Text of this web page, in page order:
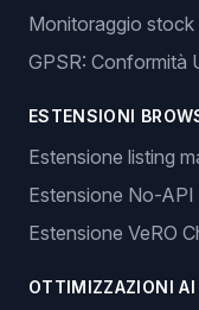
Monitoraggio stock
GPSR: Conformità
ESTENSIONI
Estensione listing
Estensione No-API
Estensione VeRO
OTTIMIZZAZIONI AI